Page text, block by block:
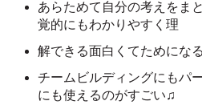
あらためて自分の考えをま
覚的にもわかりやすく理
解できる面白くてためにな
チームビルディングにもパ
にも使えるのがすごい♫